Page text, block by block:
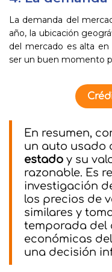
La demanda del
año, la ubicación
del mercado es alta
ser un buen momento
En resumen,
un auto usado
estado y su
razonable. Es
investigación
los precios de
similares y
temporada del
económicas
una decisión